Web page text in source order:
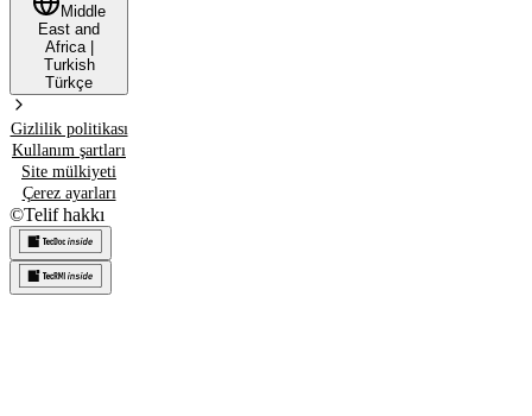
Middle
East and
Africa|
Turkish
Türkçe
Gizlilik politikası
Kullanım şartları
Site mülkiyeti
Çerez ayarları
©Telif hakkı